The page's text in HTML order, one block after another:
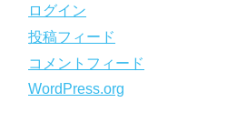
ログイン
投稿フィード
コメントフィード
WordPress.org